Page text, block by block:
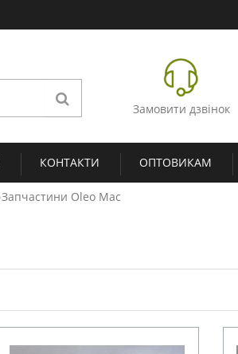
Замовити дзвінок
КОНТАКТИ ОПТОВИКАМ
Запчастини Oleo Mac